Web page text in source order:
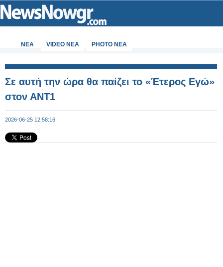
ΝΕΑ VIDEO NEA PHOTO NEA
Σε αυτή την ώρα θα παίζει το «Έτερος Εγώ»
στον ΑΝΤ1
2026-06-25 12:58:16